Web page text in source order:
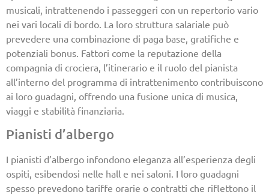
musicali, intrattenendo i passeggeri con un repertorio vario
nei vari locali di bordo. La loro struttura salariale può
prevedere una combinazione di paga base, gratifiche e
potenziali bonus. Fattori come la reputazione della
compagnia di crociera, l’itinerario e il ruolo del pianista
all’interno del programma di intrattenimento contribuiscono
ai loro guadagni, offrendo una fusione unica di musica,
viaggi e stabilità finanziaria.
Pianisti d’albergo
I pianisti d’albergo infondono eleganza all’esperienza degli
ospiti, esibendosi nelle hall e nei saloni. I loro guadagni
spesso prevedono tariffe orarie o contratti che riflettono il